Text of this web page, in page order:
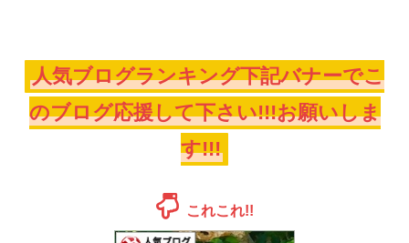
人気ブログランキング下記バナーでこ
のブログ応援して下さい!!!お願いしま
す!!!
これこれ!!